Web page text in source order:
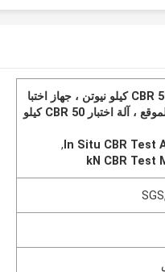
جهاز اختبار CBR 50 كيلو نيوتن ، جهاز اختبا
ر CBR في الموقع ، آلة اختبار CBR 50 كيلو
In Situ CBR Test
,